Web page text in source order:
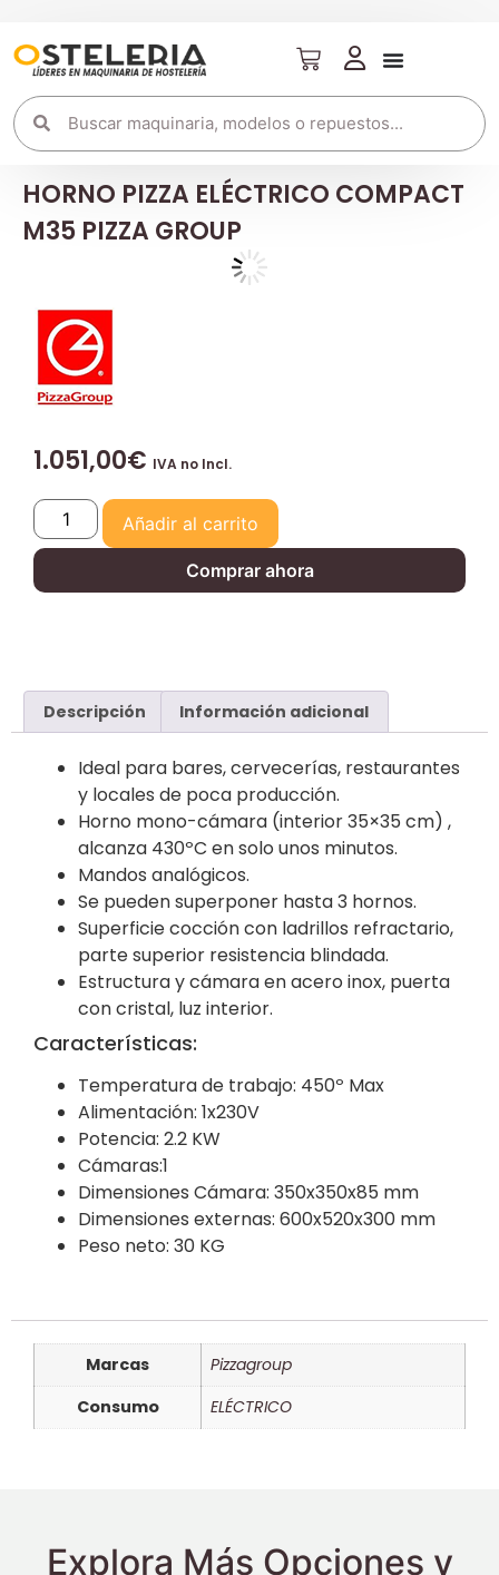
HORNO PIZZA ELÉCTRICO COMPACT
M35 PIZZA GROUP
1.051,00€ IVA no Incl.
Añadir al carrito
Comprar ahora
Descripción Información adicional
Ideal para bares, cervecerías, restaurantes
y locales de poca producción.
Horno mono-cámara (interior 35×35 cm) ,
alcanza 430ºC en solo unos minutos.
Mandos analógicos.
Se pueden superponer hasta 3 hornos.
Superficie cocción con ladrillos refractario,
parte superior resistencia blindada.
Estructura y cámara en acero inox, puerta
con cristal, luz interior.
Características:
Temperatura de trabajo: 450º Max
Alimentación: 1x230V
Potencia: 2.2 KW
Cámaras:1
Dimensiones Cámara: 350x350x85 mm
Dimensiones externas: 600x520x300 mm
Peso neto: 30 KG
Marcas
Pizzagroup
Consumo
ELÉCTRICO
Explora Más Opciones y